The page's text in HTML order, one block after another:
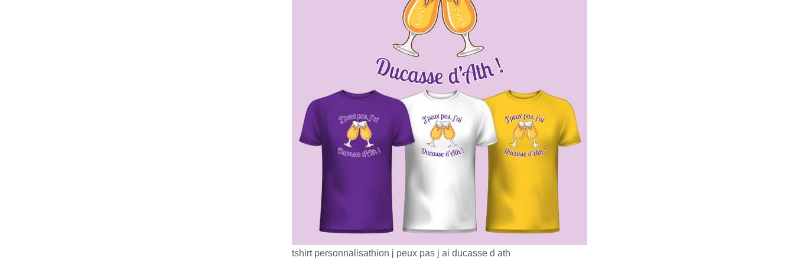
tshirt personnalisathion j peux pas j ai ducasse d ath